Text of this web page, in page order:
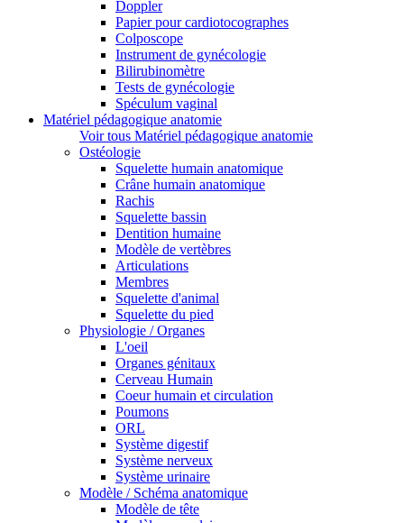
Doppler
Papier pour cardiotocographes
Colposcope
Instrument de gynécologie
Bilirubinomètre
Tests de gynécologie
Spéculum vaginal
Matériel pédagogique anatomie
Voir tous Matériel pédagogique anatomie
Ostéologie
Squelette humain anatomique
Crâne humain anatomique
Rachis
Squelette bassin
Dentition humaine
Modèle de vertèbres
Articulations
Membres
Squelette d'animal
Squelette du pied
Physiologie / Organes
L'oeil
Organes génitaux
Cerveau Humain
Coeur humain et circulation
Poumons
ORL
Système digestif
Système nerveux
Système urinaire
Modèle / Schéma anatomique
Modèle de tête